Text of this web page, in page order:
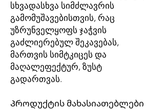
სხვადასხვა სიმძლავრის
გამომუშავებისთვის, რაც
უზრუნველყოფს ჯაჭვის
გაძლიერებულ შეკავებას,
მართვის სიმტკიცეს და
მაღალეფექტურ, ზუსტ
გადართვას.
Პროდუქტის მახასიათებლები